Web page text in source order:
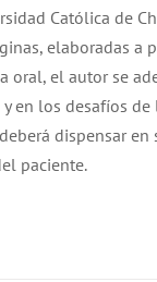
Católica de
elaboradas a
oral, el autor se
en los desafíos
dispensar
paciente.